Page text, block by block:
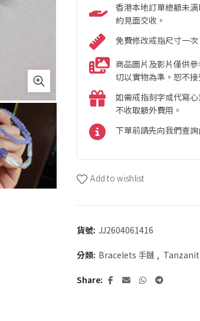
香港本地訂單總額未
約見面交收。
免費修改戒指尺寸一次
商品圖片及影片僅供
切以實物為準。恕不
如需戒指刻字或代寫
不收取額外費用。
下單前請先向我們查
Add to wishlist
貨號: JJ2604061416
分類: Bracelets 手鏈 ,
Share